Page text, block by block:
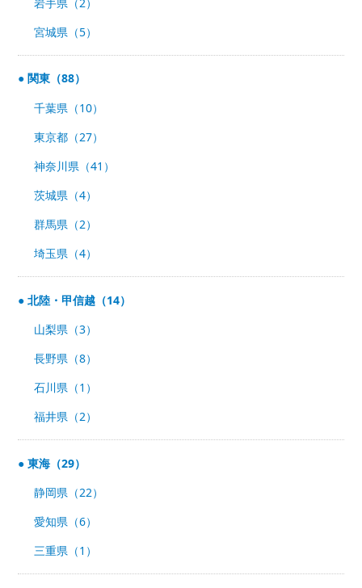
宮城県（5）
関東（88）
千葉県（10）
東京都（27）
神奈川県（41）
茨城県（4）
群馬県（2）
埼玉県（4）
北陸・甲信越（14）
山梨県（3）
長野県（8）
石川県（1）
福井県（2）
東海（29）
静岡県（22）
愛知県（6）
三重県（1）